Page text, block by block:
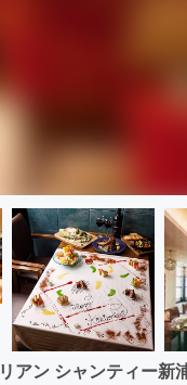
アン シャンティー